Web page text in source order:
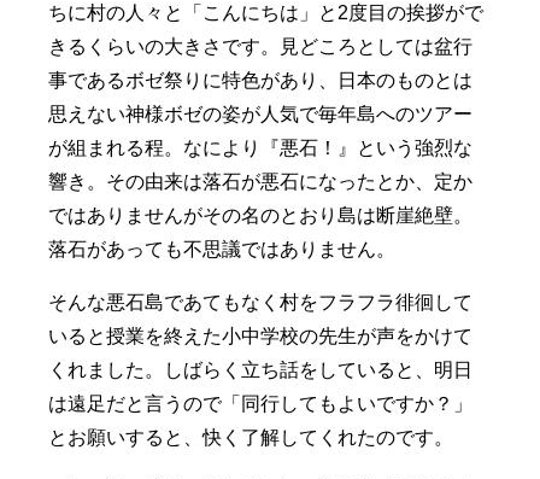
ちに村の人々と「こんにちは」と2度目の挨拶がで
きるくらいの大きさです。見どころとしては盆行
事であるボゼ祭りに特色があり、日本のものとは
思えない神様ボゼの姿が人気で毎年島へのツアー
が組まれる程。なにより『悪石！』という強烈な
響き。その由来は落石が悪石になったとか、定か
ではありませんがその名のとおり島は断崖絶壁。
落石があっても不思議ではありません。
そんな悪石島であてもなく村をフラフラ徘徊して
いると授業を終えた小中学校の先生が声をかけて
くれました。しばらく立ち話をしていると、明日
は遠足だと言うので「同行してもよいですか？」
とお願いすると、快く了解してくれたのです。